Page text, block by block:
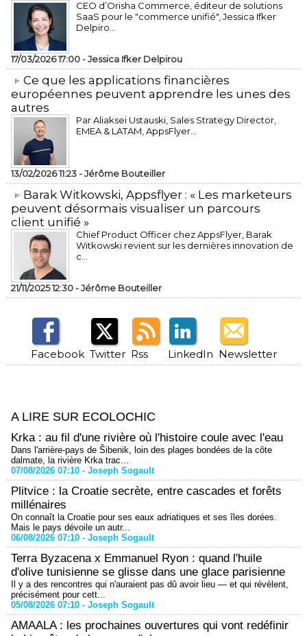
CEO d’Orisha Commerce, éditeur de solutions
SaaS pour le "commerce unifié", Jessica Ifker
Delpiro...
17/03/2026 17:00 -Jessica Ifker Delpirou
​Ce que les applications financières
européennes peuvent apprendre les unes des
autres
Par Aliaksei Ustauski, Sales Strategy Director,
EMEA & LATAM, AppsFlyer...
13/02/2026 11:23 -Jérôme Bouteiller
​Barak Witkowski, Appsflyer : « Les marketeurs
peuvent désormais visualiser un parcours
client unifié »
Chief Product Officer chez AppsFlyer, ​Barak
Witkowski revient sur les dernières innovation de
c...
21/11/2025 12:30 -Jérôme Bouteiller
Facebook Twitter Rss LinkedIn Newsletter
A LIRE SUR ECOLOCHIC
Krka : au fil d'une rivière où l'histoire coule avec l'eau
Dans l'arrière-pays de Šibenik, loin des plages bondées de la côte
dalmate, la rivière Krka trac...
07/08/2026 07:10 - Joseph Sogault
Plitvice : la Croatie secrète, entre cascades et forêts
millénaires
On connaît la Croatie pour ses eaux adriatiques et ses îles dorées.
Mais le pays dévoile un autr...
06/08/2026 07:10 - Joseph Sogault
Terra Byzacena x Emmanuel Ryon : quand l'huile
d'olive tunisienne se glisse dans une glace parisienne
Il y a des rencontres qui n'auraient pas dû avoir lieu — et qui révèlent,
précisément pour cett...
05/08/2026 07:10 - Joseph Sogault
AMAALA : les prochaines ouvertures qui vont redéfinir